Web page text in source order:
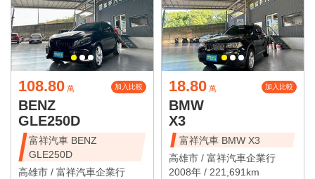
108.80 萬 加入比較
BENZ
GLE250D
富祥汽車 BENZ
GLE250D
高雄市 / 富祥汽車企業行
18.80 萬 加入比較
BMW
X3
富祥汽車 BMW X3
高雄市 / 富祥汽車企業行
2008年 / 221,691km